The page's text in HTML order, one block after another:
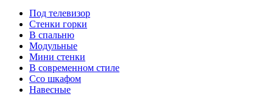
Под телевизор
Стенки горки
В спальню
Модульные
Мини стенки
В современном стиле
Ссо шкафом
Навесные